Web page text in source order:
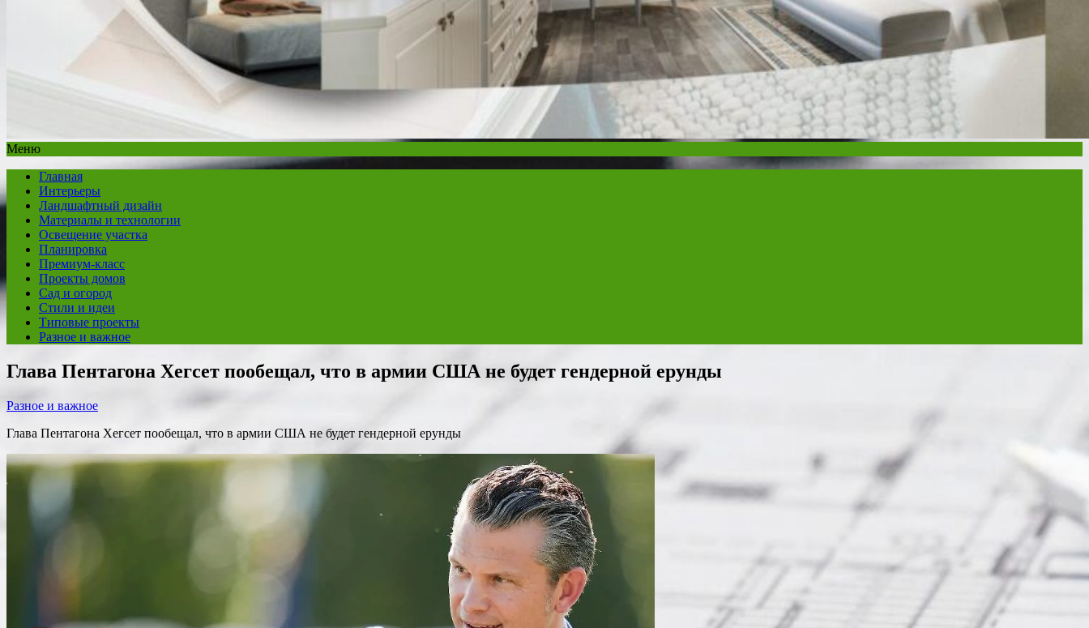
Меню
Главная
Интерьеры
Ландшафтный дизайн
Материалы и технологии
Освещение участка
Планировка
Премиум-класс
Проекты домов
Сад и огород
Стили и идеи
Типовые проекты
Разное и важное
Глава Пентагона Хегсет пообещал, что в армии США не будет гендерной ерунды
Разное и важное
Глава Пентагона Хегсет пообещал, что в армии США не будет гендерной ерунды